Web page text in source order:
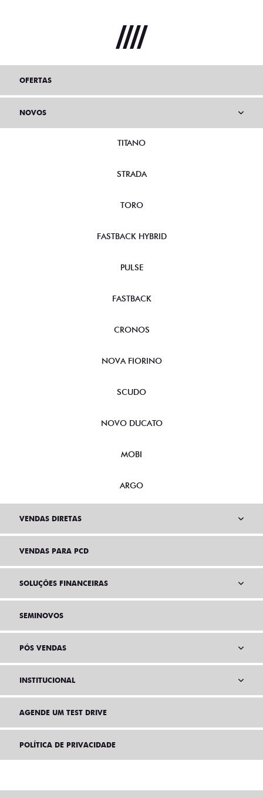
OFERTAS
NOVOS
TITANO
STRADA
TORO
FASTBACK HYBRID
PULSE
FASTBACK
CRONOS
NOVA FIORINO
SCUDO
NOVO DUCATO
MOBI
ARGO
VENDAS DIRETAS
VENDAS PARA PCD
SOLUÇÕES FINANCEIRAS
SEMINOVOS
PÓS VENDAS
INSTITUCIONAL
AGENDE UM TEST DRIVE
POLÍTICA DE PRIVACIDADE